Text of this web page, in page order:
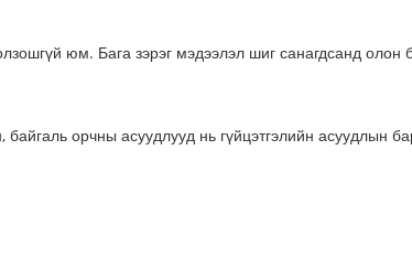
юм. Бага зэрэг мэдээлэл шиг санагдсанд олон
орчны асуудлууд нь гүйцэтгэлийн асуудлын